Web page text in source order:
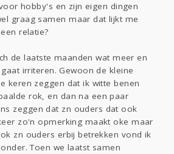
hobby's en zijn eigen dingen
graag samen maar dat lijkt me
relatie?
de laatste maanden wat meer en
irriteren. Gewoon de kleine
keren zeggen dat ik witte benen
rok, en dan na een paar
zeggen dat zn ouders dat ook
zo'n opmerking maakt oke maar
zn ouders erbij betrekken vond ik
Toen we laatst samen